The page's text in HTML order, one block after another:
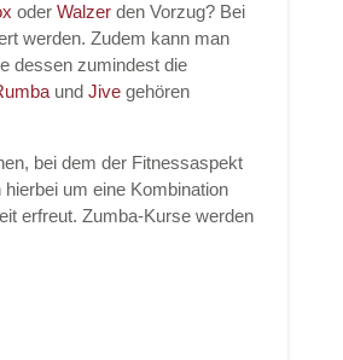
oder Walzer den Vorzug? Bei
werden. Zudem kann man
dessen zumindest die
und Jive gehören
bei dem der Fitnessaspekt
um eine Kombination
erfreut. Zumba-Kurse werden